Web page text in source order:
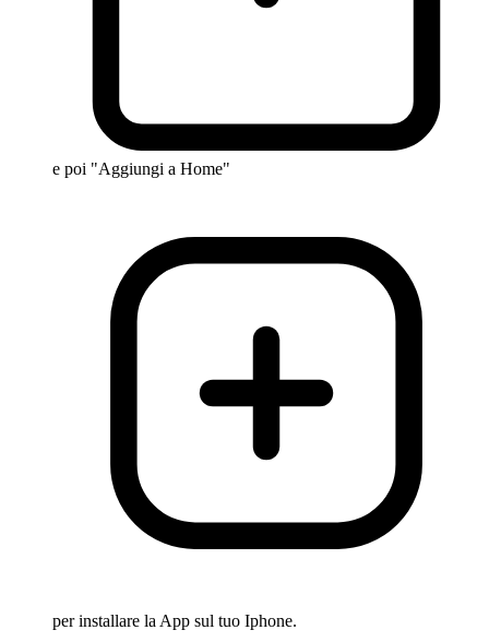
e poi "Aggiungi a Home"
per installare la App sul tuo Iphone.